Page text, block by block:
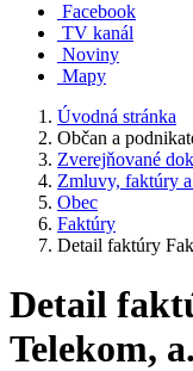
Facebook
TV kanál
Noviny
Mapy
Úvodná stránka
Občan a
Zverejňované
Zmluvy, faktúry
Obec
Faktúry
Detail faktúry
Detail
Telekom,